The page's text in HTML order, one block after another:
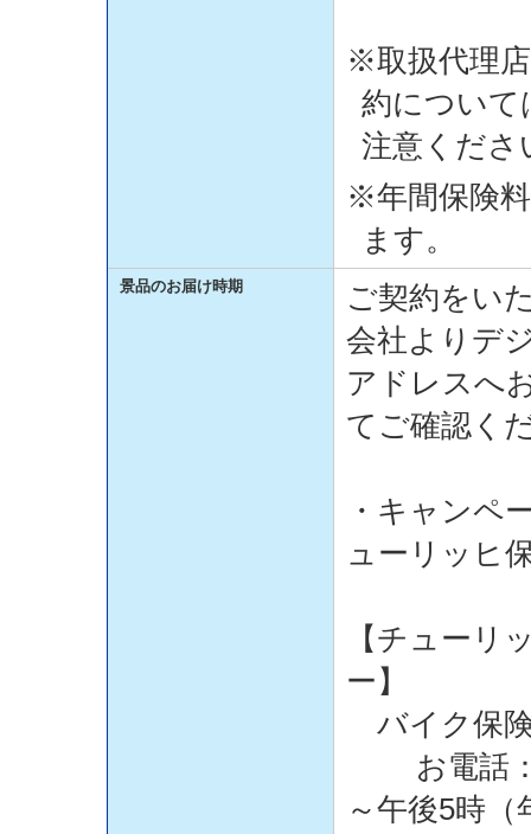
※取扱代理
約について
注意くださ
※年間保険
ます。
景品のお届け時期
ご契約をい
会社よりデ
アドレスへ
てご確認く
・キャンペ
ューリッヒ
【チュー
ー】
バイク保
お電話：
～午後5時